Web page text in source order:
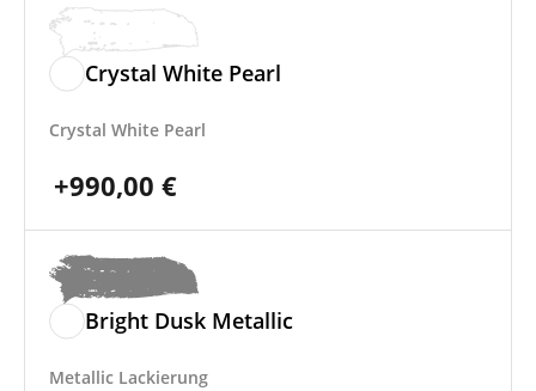
Crystal White Pearl
Crystal White Pearl
+990,00 €
Bright Dusk Metallic
Metallic Lackierung